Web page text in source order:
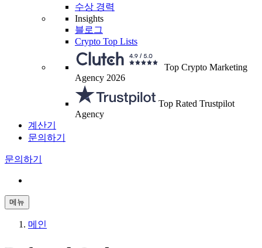
수상 경력
Insights
블로그
Crypto Top Lists
Top Crypto Marketing
Agency 2026
Top Rated Trustpilot
Agency
계산기
문의하기
문의하기
메뉴
메인